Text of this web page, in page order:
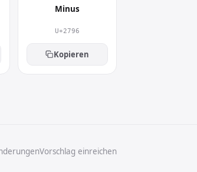
Minus
U+2796
Kopieren
Vorschlag einreichen